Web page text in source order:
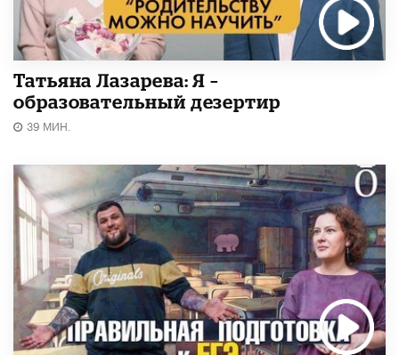
Татьяна Лазарева: Я –
образовательный дезертир
39 МИН.